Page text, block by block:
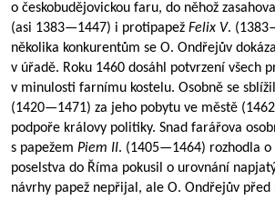
o českobudějovickou faru, do něhož
(asi 1383—1447) i protipapež Felix V. (
několika konkurentům se O. Ondřejův
v úřadě. Roku 1460 dosáhl potvrzení všech
v minulosti farnímu kostelu. Osobně se
(1420—1471) za jeho pobytu ve městě
podpoře královy politiky. Snad farářova
s papežem Piem II. (1405—1464) rozhodla
poselstva do Říma pokusil o urovnání
návrhy papež nepřijal, ale O. Ondřejův před